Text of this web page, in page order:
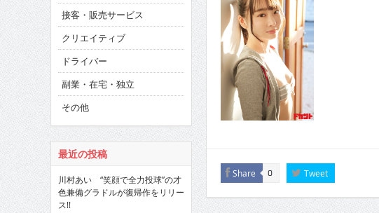
Share 0 Tweet
接客・販売サービス
クリエイティブ
ドライバー
副業・在宅・独立
その他
最近の投稿
川村あい “笑顔で全力投球”の才
色兼備グラドルが復帰作をリリー
ス!!